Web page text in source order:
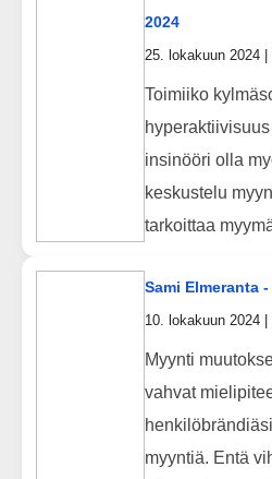
2024
25. lokakuun 2024
Toimiiko
insinööri olla
keskustelu
tarkoittaa
Sami Elmeranta
10. lokakuun 2024
Myynti
vahvat
myyntiä. Entä